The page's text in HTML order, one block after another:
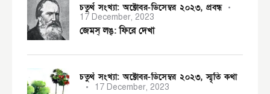
চতুর্থ সংখ্যা: অক্টোবর-ডিসেম্বর ২০২৩, প্রবন্ধ
17 December, 2023
জেমস্ লঙ্: ফিরে দেখা
চতুর্থ সংখ্যা: অক্টোবর-ডিসেম্বর ২০২৩,স্মৃতি কথা
17 December, 2023